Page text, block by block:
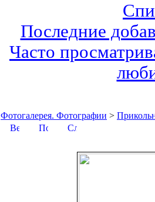
Последние
Часто
Фотогалерея. Фотографии >